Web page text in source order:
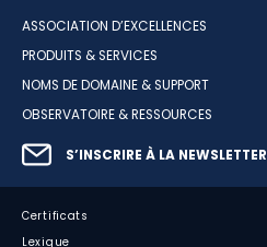
ASSOCIATION D’EXCELLENCES
PRODUITS & SERVICES
NOMS DE DOMAINE & SUPPORT
OBSERVATOIRE & RESSOURCES
S’INSCRIRE À LA NEWSLETTER
Certificats
Lexique